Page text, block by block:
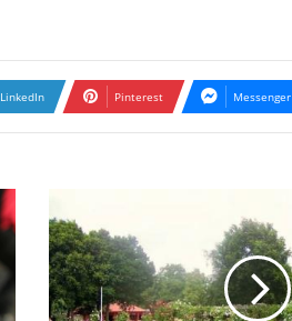
LinkedIn Pinterest Messenger
r
g
a
n
i